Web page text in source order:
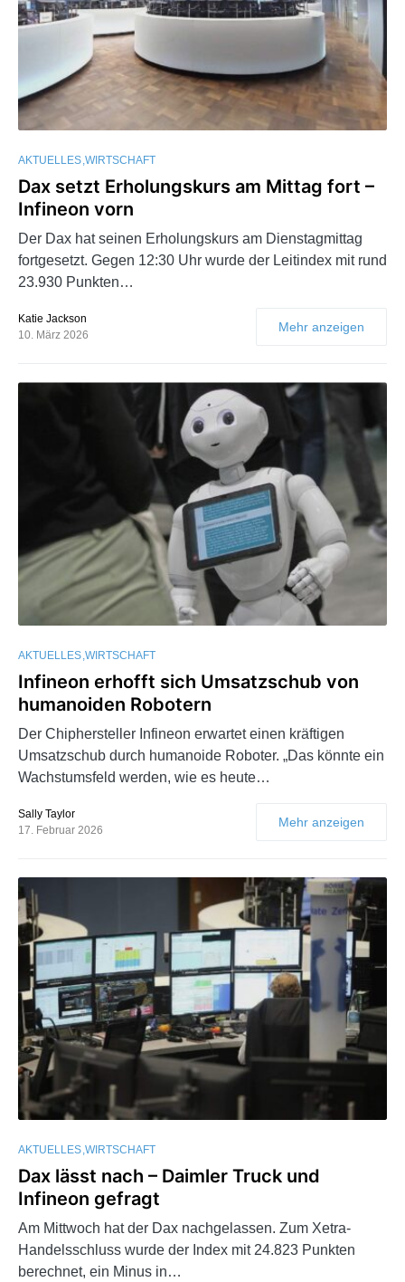
AKTUELLES WIRTSCHAFT
Dax setzt Erholungskurs am Mittag fort –
Infineon vorn
Der Dax hat seinen Erholungskurs am Dienstagmittag
fortgesetzt. Gegen 12:30 Uhr wurde der Leitindex mit rund
23.930 Punkten…
Katie Jackson
10. März 2026
Mehr anzeigen
AKTUELLES WIRTSCHAFT
Infineon erhofft sich Umsatzschub von
humanoiden Robotern
Der Chiphersteller Infineon erwartet einen kräftigen
Umsatzschub durch humanoide Roboter. „Das könnte ein
Wachstumsfeld werden, wie es heute…
Sally Taylor
17. Februar 2026
Mehr anzeigen
AKTUELLES WIRTSCHAFT
Dax lässt nach – Daimler Truck und
Infineon gefragt
Am Mittwoch hat der Dax nachgelassen. Zum Xetra-
Handelsschluss wurde der Index mit 24.823 Punkten
berechnet, ein Minus in…